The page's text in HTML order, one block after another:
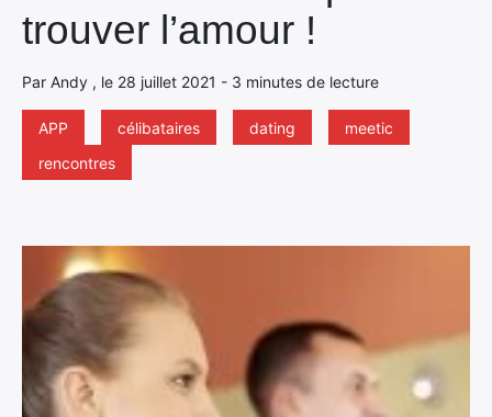
trouver l’amour !
Par Andy , le 28 juillet 2021 - 3 minutes de lecture
APP célibataires dating
meetic
rencontres